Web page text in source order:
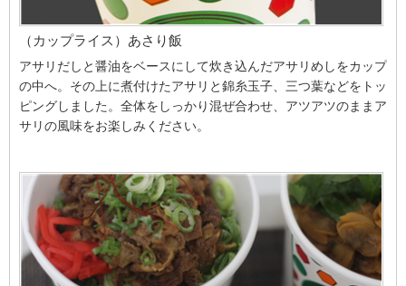
（カップライス）あさり飯
アサリだしと醤油をベースにして炊き込んだアサリめしをカップ
の中へ。その上に煮付けたアサリと錦糸玉子、三つ葉などをトッ
ピングしました。全体をしっかり混ぜ合わせ、アツアツのままア
サリの風味をお楽しみください。